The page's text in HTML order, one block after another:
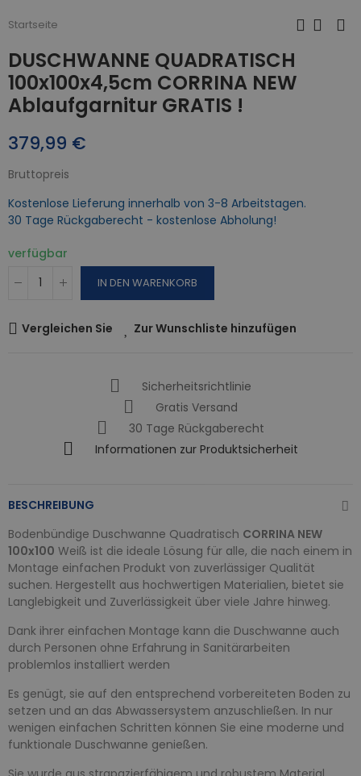
Startseite
DUSCHWANNE QUADRATISCH
100x100x4,5cm CORRINA NEW
Ablaufgarnitur GRATIS !
379,99 €
Bruttopreis
Kostenlose Lieferung innerhalb von 3-8 Arbeitstagen.
30 Tage Rückgaberecht - kostenlose Abholung!
verfügbar
IN DEN WARENKORB
Vergleichen Sie Zur Wunschliste hinzufügen
Sicherheitsrichtlinie
Gratis Versand
30 Tage Rückgaberecht
Informationen zur Produktsicherheit
BESCHREIBUNG
Bodenbündige Duschwanne Quadratisch CORRINA NEW
100x100 Weiß ist die ideale Lösung für alle, die nach einem in
Montage einfachen Produkt von zuverlässiger Qualität
suchen. Hergestellt aus hochwertigen Materialien, bietet sie
Langlebigkeit und Zuverlässigkeit über viele Jahre hinweg.
Dank ihrer einfachen Montage kann die Duschwanne auch
durch Personen ohne Erfahrung in Sanitärarbeiten
problemlos installiert werden
Es genügt, sie auf den entsprechend vorbereiteten Boden zu
setzen und an das Abwassersystem anzuschließen. In nur
wenigen einfachen Schritten können Sie eine moderne und
funktionale Duschwanne genießen.